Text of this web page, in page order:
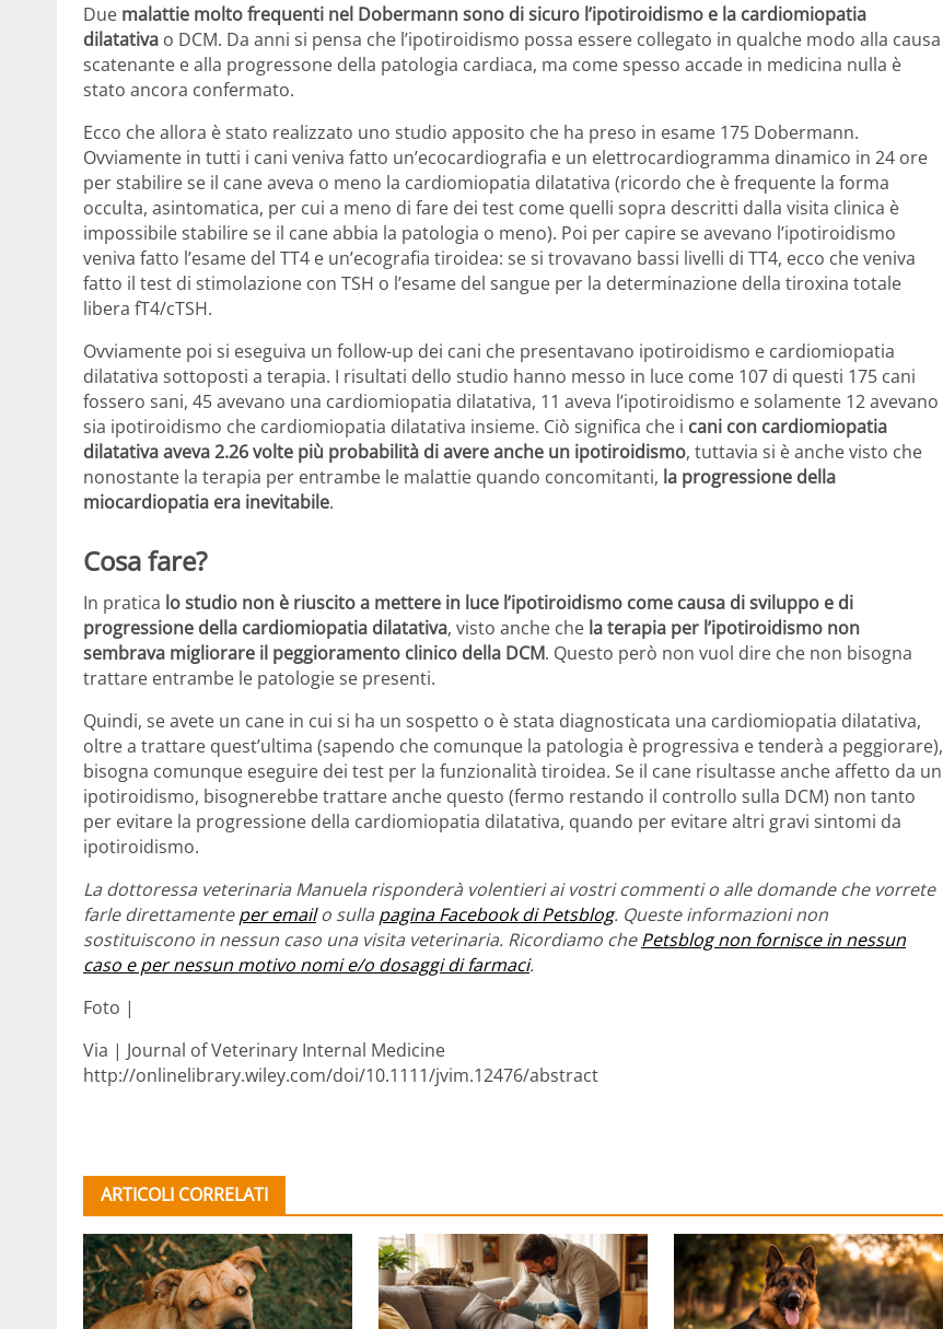
Due malattie molto frequenti nel Dobermann sono di sicuro l’ipotiroidismo e la cardiomiopatia
dilatativa o DCM. Da anni si pensa che l’ipotiroidismo possa essere collegato in qualche modo alla causa
scatenante e alla progressone della patologia cardiaca, ma come spesso accade in medicina nulla è
stato ancora confermato.
Ecco che allora è stato realizzato uno studio apposito che ha preso in esame 175 Dobermann.
Ovviamente in tutti i cani veniva fatto un’ecocardiografia e un elettrocardiogramma dinamico in 24 ore
per stabilire se il cane aveva o meno la cardiomiopatia dilatativa (ricordo che è frequente la forma
occulta, asintomatica, per cui a meno di fare dei test come quelli sopra descritti dalla visita clinica è
impossibile stabilire se il cane abbia la patologia o meno). Poi per capire se avevano l’ipotiroidismo
veniva fatto l’esame del TT4 e un’ecografia tiroidea: se si trovavano bassi livelli di TT4, ecco che veniva
fatto il test di stimolazione con TSH o l’esame del sangue per la determinazione della tiroxina totale
libera fT4/cTSH.
Ovviamente poi si eseguiva un follow-up dei cani che presentavano ipotiroidismo e cardiomiopatia
dilatativa sottoposti a terapia. I risultati dello studio hanno messo in luce come 107 di questi 175 cani
fossero sani, 45 avevano una cardiomiopatia dilatativa, 11 aveva l’ipotiroidismo e solamente 12 avevano
sia ipotiroidismo che cardiomiopatia dilatativa insieme. Ciò significa che i cani con cardiomiopatia
dilatativa aveva 2.26 volte più probabilità di avere anche un ipotiroidismo, tuttavia si è anche visto che
nonostante la terapia per entrambe le malattie quando concomitanti, la progressione della
miocardiopatia era inevitabile.
Cosa fare?
In pratica lo studio non è riuscito a mettere in luce l’ipotiroidismo come causa di sviluppo e di
progressione della cardiomiopatia dilatativa, visto anche che la terapia per l’ipotiroidismo non
sembrava migliorare il peggioramento clinico della DCM. Questo però non vuol dire che non bisogna
trattare entrambe le patologie se presenti.
Quindi, se avete un cane in cui si ha un sospetto o è stata diagnosticata una cardiomiopatia dilatativa,
oltre a trattare quest’ultima (sapendo che comunque la patologia è progressiva e tenderà a peggiorare),
bisogna comunque eseguire dei test per la funzionalità tiroidea. Se il cane risultasse anche affetto da un
ipotiroidismo, bisognerebbe trattare anche questo (fermo restando il controllo sulla DCM) non tanto
per evitare la progressione della cardiomiopatia dilatativa, quando per evitare altri gravi sintomi da
ipotiroidismo.
La dottoressa veterinaria Manuela risponderà volentieri ai vostri commenti o alle domande che vorrete
farle direttamenteper emailo sulla pagina Facebook di Petsblog. Queste informazioni non
sostituiscono in nessun caso una visita veterinaria. Ricordiamo chePetsblog non fornisce in nessun
caso e per nessun motivo nomi e/o dosaggi di farmaci.
Foto |
Via | Journal of Veterinary Internal Medicine
http://onlinelibrary.wiley.com/doi/10.1111/jvim.12476/abstract
ARTICOLI CORRELATI